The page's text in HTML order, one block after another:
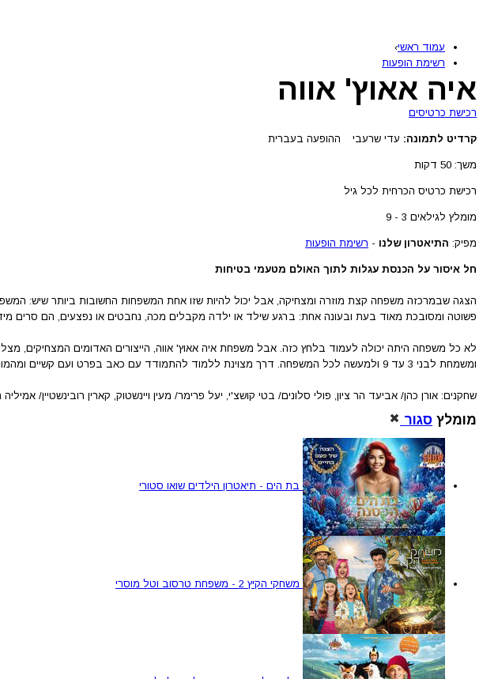
עמוד ראשי›
רשימת הופעות
איה אאוץ' אווה
רכישת כרטיסים
קרדיט לתמונה: עדי שרעבי ההופעה בעברית
משך: 50 דקות
רכישת כרטיס הכרחית לכל גיל
מומלץ לגילאים 3 - 9
מפיק: התיאטרון שלנו - רשימת הופעות
חל איסור על הכנסת עגלות לתוך האולם מטעמי בטיחות
הצגה שבמרכזה משפחה קצת מוזרה ומצחיקה, אבל יכול להיות שזו אחת המשפחות החשובות ביותר שיש:
פשוטה ומסובכת מאוד בעת ובעונה אחת: ברגע שילד או ילדה מקבלים מכה, נחבטים או נפצעים, הם
לא כל משפחה היתה יכולה לעמוד בלחץ כזה. אבל משפחת איה אאוץ' אווה, הייצורים האדומים המצחיקים,
ומשמחת לבני 3 עד 9 ולמעשה לכל המשפחה. דרך מצוינת ללמוד להתמודד עם כאב בפרט ועם קשיים ומהמורות בכלל.
שחקנים: אורן כהן/ אביעד הר ציון, פולי סלונים/ בטי קושצ'י, יעל פרימר/ מעין ויינשטוק, קארין רובינשטיין/
מומלץ סגור
בת הים - תיאטרון הילדים שואו סטורי
משחקי הקיץ 2 - משפחת טרסוב וטל מוסרי